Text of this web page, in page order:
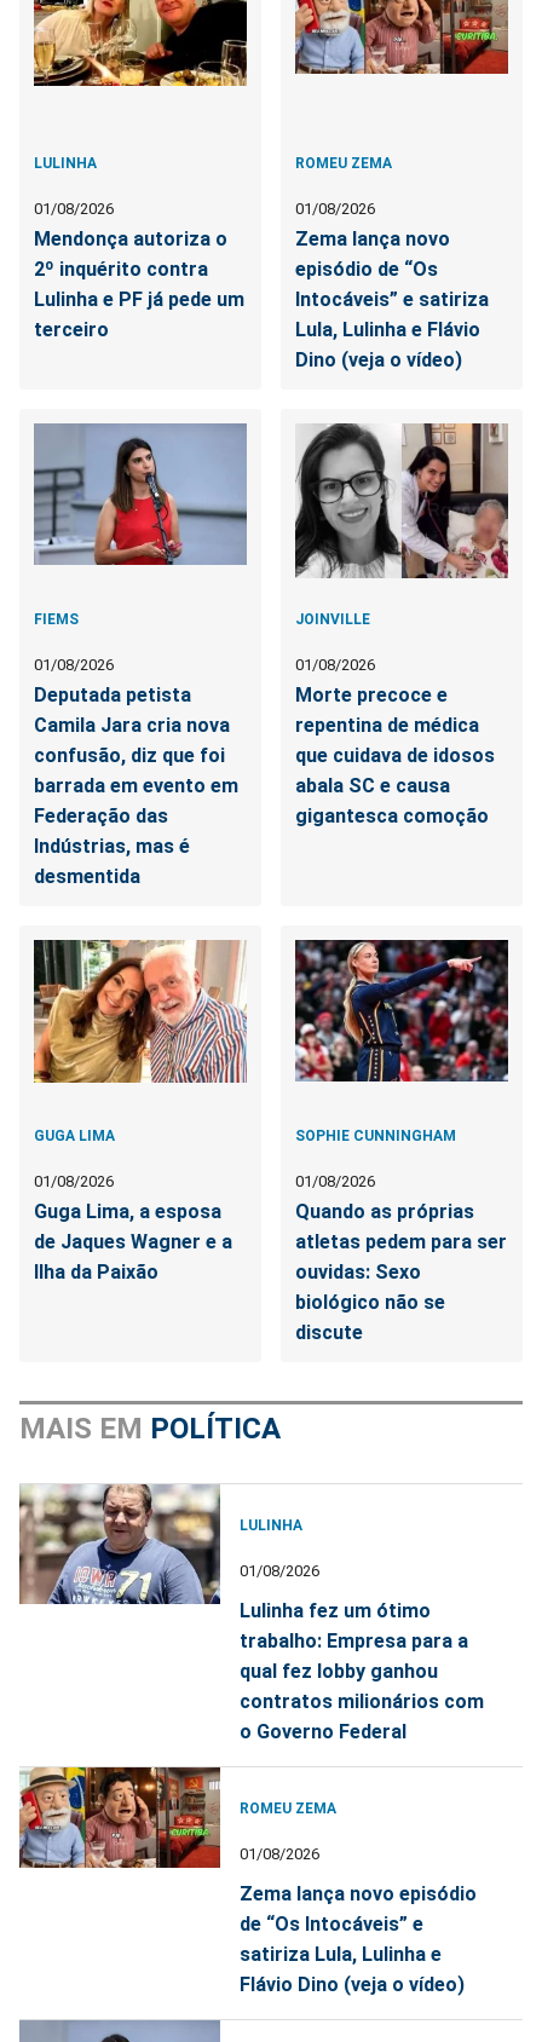
LULINHA
01/08/2026
Mendonça autoriza o
2º inquérito contra
Lulinha e PF já pede um
terceiro
ROMEU ZEMA
01/08/2026
Zema lança novo
episódio de “Os
Intocáveis” e satiriza
Lula, Lulinha e Flávio
Dino (veja o vídeo)
FIEMS
01/08/2026
Deputada petista
Camila Jara cria nova
confusão, diz que foi
barrada em evento em
Federação das
Indústrias, mas é
desmentida
JOINVILLE
01/08/2026
Morte precoce e
repentina de médica
que cuidava de idosos
abala SC e causa
gigantesca comoção
GUGA LIMA
01/08/2026
Guga Lima, a esposa
de Jaques Wagner e a
Ilha da Paixão
SOPHIE CUNNINGHAM
01/08/2026
Quando as próprias
atletas pedem para ser
ouvidas: Sexo
biológico não se
discute
MAIS EM POLÍTICA
LULINHA
01/08/2026
Lulinha fez um ótimo
trabalho: Empresa para a
qual fez lobby ganhou
contratos milionários com
o Governo Federal
ROMEU ZEMA
01/08/2026
Zema lança novo episódio
de “Os Intocáveis” e
satiriza Lula, Lulinha e
Flávio Dino (veja o vídeo)